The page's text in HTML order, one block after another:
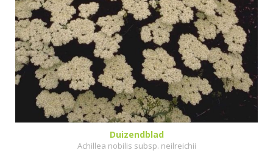
Duizendblad
Achillea nobilis subsp. neilreichii